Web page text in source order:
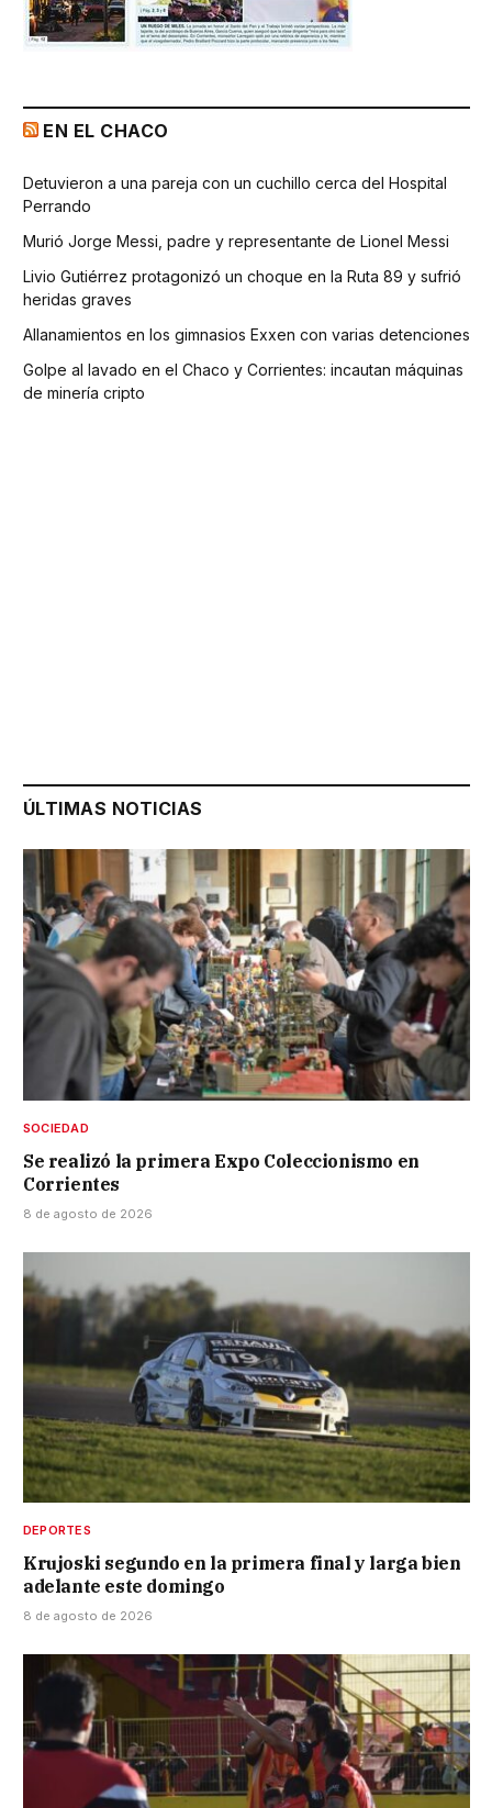
EN EL CHACO
Detuvieron a una pareja con un cuchillo cerca del Hospital
Perrando
Murió Jorge Messi, padre y representante de Lionel Messi
Livio Gutiérrez protagonizó un choque en la Ruta 89 y sufrió
heridas graves
Allanamientos en los gimnasios Exxen con varias detenciones
Golpe al lavado en el Chaco y Corrientes: incautan máquinas
de minería cripto
ÚLTIMAS NOTICIAS
SOCIEDAD
Se realizó la primera Expo Coleccionismo en
Corrientes
8 de agosto de 2026
DEPORTES
Krujoski segundo en la primera final y larga bien
adelante este domingo
8 de agosto de 2026